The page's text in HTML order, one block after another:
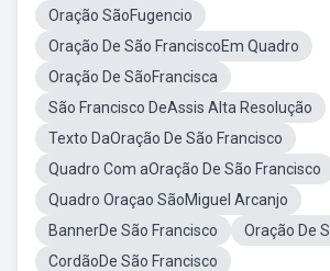
Oração SãoFugencio
Oração De São FranciscoEm Quadro
Oração De SãoFrancisca
São Francisco DeAssis Alta Resolução
Texto DaOração De São Francisco
Quadro Com aOração De São Francisco
Quadro Oraçao SãoMiguel Arcanjo
BannerDe São Francisco
Oração De
CordãoDe São Francisco